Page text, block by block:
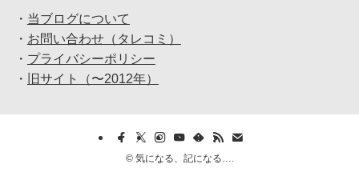
・ 当ブログについて
・ お問い合わせ（タレコミ）
・ プライバシーポリシー
・
旧サイト（〜2012年）
©気になる、記になる….